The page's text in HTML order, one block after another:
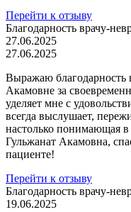
Перейти к отзыву
Благодарность врачу-
27.06.2025
27.06.2025
Выражаю благодарность
Акамовне за
уделяет мне с
всегда выслушает,
настолько понимающая
Гульжанат Акамовна,
пациенте!
Перейти к отзыву
Благодарность врачу-
19.06.2025